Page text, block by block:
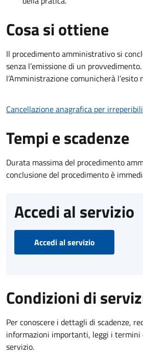
Cosa si ottiene
Il procedimento amministrativo si
senza l’emissione di un
l’Amministrazione comunicherà l’esito
Cancellazione anagrafica per
Tempi e scadenze
Durata massima del procedimento
conclusione del procedimento è
Accedi al servizio
Accedi al servizio
Condizioni di
Per conoscere i dettagli di scadenze,
informazioni importanti, leggi i termini
servizio.